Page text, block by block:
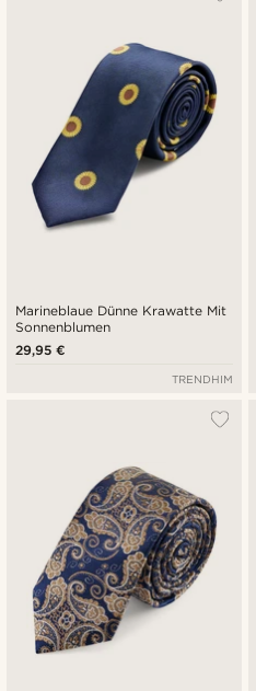
Marineblaue Dünne Krawatte Mit
Sonnenblumen
29,95 €
TRENDHIM